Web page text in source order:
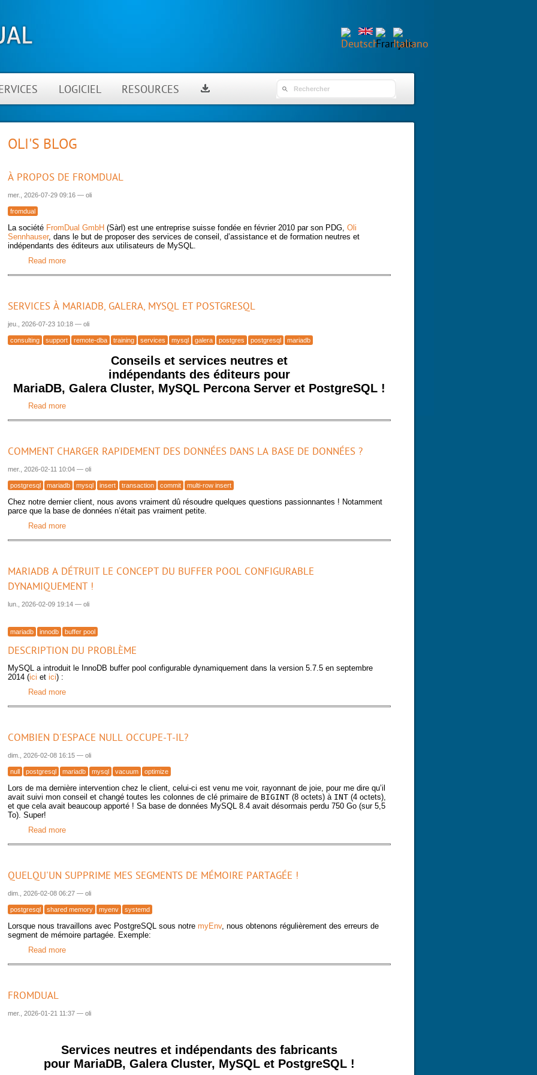
SEARCH FORM
LOGICIEL RESOURCES
OLI'S BLOG
À PROPOS DE FROMDUAL
mer., 2026-07-29 09:16 — oli
fromdual
La société FromDual GmbH (Sàrl) est une entreprise suisse fondée en février 2010 par son PDG, Oli
Sennhauser, dans le but de proposer des services de conseil, d’assistance et de formation neutres et
indépendants des éditeurs aux utilisateurs de MySQL.
Read moreabout À propos de FromDual
SERVICES À MARIADB, GALERA, MYSQL ET POSTGRESQL
jeu., 2026-07-23 10:18 — oli
consulting support remote-dba training services mysql galera postgres postgresql mariadb
Conseils et services neutres et
indépendants des éditeurs pour
MariaDB, Galera Cluster, MySQL Percona Server et PostgreSQL !
Read moreabout Services à MariaDB, Galera, MySQL et PostgreSQL
COMMENT CHARGER RAPIDEMENT DES DONNÉES DANS LA BASE DE DONNÉES ?
mer., 2026-02-11 10:04 — oli
postgresql mariadb mysql insert transaction commit multi-row insert
Chez notre dernier client, nous avons vraiment dû résoudre quelques questions passionnantes ! Notamment
parce que la base de données n’était pas vraiment petite.
Read moreabout Comment charger rapidement des données dans la base de données ?
MARIADB A DÉTRUIT LE CONCEPT DU BUFFER POOL CONFIGURABLE
DYNAMIQUEMENT !
lun., 2026-02-09 19:14 — oli
mariadb innodb buffer pool
DESCRIPTION DU PROBLÈME
MySQL a introduit le InnoDB buffer pool configurable dynamiquement dans la version 5.7.5 en septembre
2014 (ici et ici) :
Read moreabout MariaDB a détruit le concept du buffer pool configurable dynamiquement !
COMBIEN D'ESPACE NULL OCCUPE-T-IL?
dim., 2026-02-08 16:15 — oli
null postgresql mariadb mysql vacuum optimize
Lors de ma dernière intervention chez le client, celui-ci est venu me voir, rayonnant de joie, pour me dire qu’il
avait suivi mon conseil et changé toutes les colonnes de clé primaire de BIGINT (8 octets) à INT (4 octets),
et que cela avait beaucoup apporté ! Sa base de données MySQL 8.4 avait désormais perdu 750 Go (sur 5,5
To). Super!
Read moreabout Combien d'espace NULL occupe-t-il?
QUELQU'UN SUPPRIME MES SEGMENTS DE MÉMOIRE PARTAGÉE !
dim., 2026-02-08 06:27 — oli
postgresql shared memory myenv systemd
Lorsque nous travaillons avec PostgreSQL sous notre myEnv, nous obtenons régulièrement des erreurs de
segment de mémoire partagée. Exemple:
Read moreabout Quelqu'un supprime mes segments de mémoire partagée !
FROMDUAL
mer., 2026-01-21 11:37 — oli
Services neutres et indépendants des fabricants
pour MariaDB, Galera Cluster, MySQL et PostgreSQL !